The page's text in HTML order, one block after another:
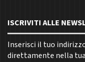
ISCRIVITI ALLE
Inserisci il tuo
direttamente nella